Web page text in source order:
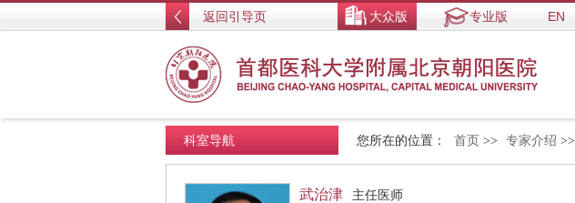
返回引导页 大众版 专业版 EN
您所在的位置： 首页 >> 专家介绍 >>
科室导航
武治津
主任医师